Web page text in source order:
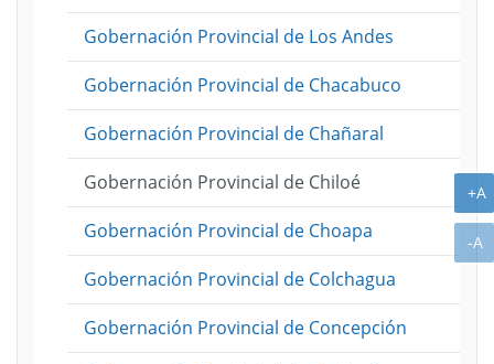
Gobernación Provincial de Los Andes
Gobernación Provincial de Chacabuco
Gobernación Provincial de Chañaral
Gobernación Provincial de Chiloé
Gobernación Provincial de Choapa
Gobernación Provincial de Colchagua
Gobernación Provincial de Concepción
+A
-A